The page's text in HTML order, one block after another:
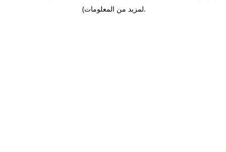
لمزيد من المعلومات).